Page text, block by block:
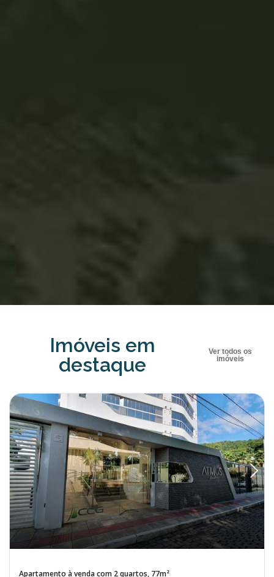
Imóveis em
destaque
Ver todos os
imóveis
Apartamento à venda com 2 quartos, 77m²